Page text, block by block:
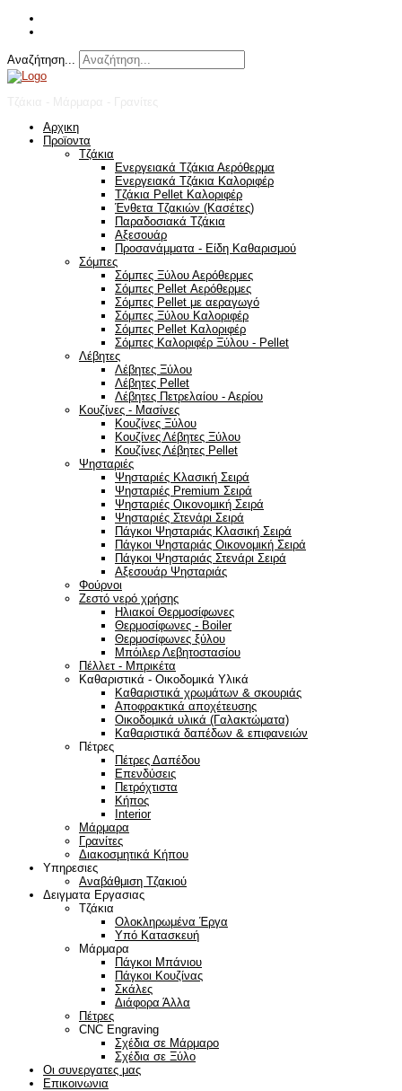
Αναζήτηση...
Αρχικη
Προϊοντα
Τζάκια
Ενεργειακά Τζάκια Αερόθερμα
Ενεργειακά Τζάκια Καλοριφέρ
Τζάκια Pellet Καλοριφέρ
Ένθετα Τζακιών (Κασέτες)
Παραδοσιακά Τζάκια
Αξεσουάρ
Προσανάμματα - Είδη Καθαρισμού
Σόμπες
Σόμπες Ξύλου Αερόθερμες
Σόμπες Pellet Αερόθερμες
Σόμπες Pellet με αεραγωγό
Σόμπες Ξύλου Καλοριφέρ
Σόμπες Pellet Καλοριφέρ
Σόμπες Καλοριφέρ Ξύλου - Pellet
Λέβητες
Λέβητες Ξύλου
Λέβητες Pellet
Λέβητες Πετρελαίου - Αερίου
Κουζίνες - Μασίνες
Κουζίνες Ξύλου
Κουζίνες Λέβητες Ξύλου
Κουζίνες Λέβητες Pellet
Ψησταριές
Ψησταριές Κλασική Σειρά
Ψησταριές Premium Σειρά
Ψησταριές Οικονομική Σειρά
Ψησταριές Στενάρι Σειρά
Πάγκοι Ψησταριάς Κλασική Σειρά
Πάγκοι Ψησταριάς Οικονομική Σειρά
Πάγκοι Ψησταριάς Στενάρι Σειρά
Αξεσουάρ Ψησταριάς
Φούρνοι
Ζεστό νερό χρήσης
Ηλιακοί Θερμοσίφωνες
Θερμοσίφωνες - Boiler
Θερμοσίφωνες ξύλου
Μπόιλερ Λεβητοστασίου
Πέλλετ - Μπρικέτα
Καθαριστικά - Οικοδομικά Υλικά
Καθαριστικά χρωμάτων & σκουριάς
Αποφρακτικά αποχέτευσης
Οικοδομικά υλικά (Γαλακτώματα)
Καθαριστικά δαπέδων & επιφανειών
Πέτρες
Πέτρες Δαπέδου
Επενδύσεις
Πετρόχτιστα
Κήπος
Interior
Μάρμαρα
Γρανίτες
Διακοσμητικά Κήπου
Υπηρεσιες
Αναβάθμιση Τζακιού
Δειγματα Εργασιας
Τζάκια
Ολοκληρωμένα Έργα
Υπό Κατασκευή
Μάρμαρα
Πάγκοι Μπάνιου
Πάγκοι Κουζίνας
Σκάλες
Διάφορα Άλλα
Πέτρες
CNC Engraving
Σχέδια σε Μάρμαρο
Σχέδια σε Ξύλο
Οι συνεργατες μας
Επικοινωνια